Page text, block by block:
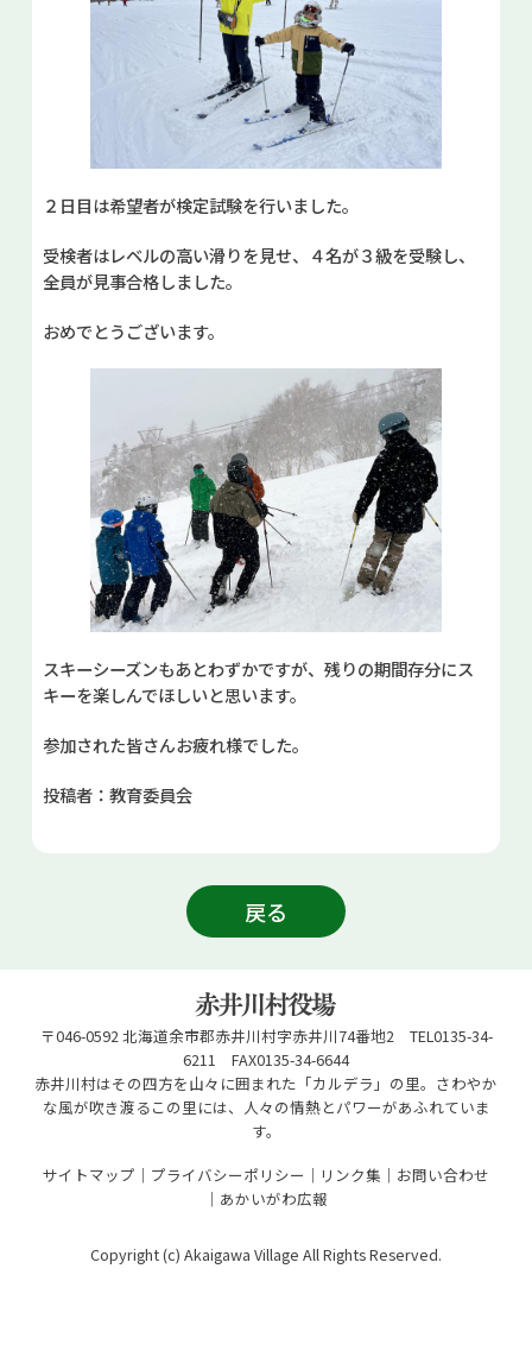
２日目は希望者が検定試験を行いました。
受検者はレベルの高い滑りを見せ、４名が３級を受験し、
全員が見事合格しました。
おめでとうございます。
スキーシーズンもあとわずかですが、残りの期間存分にス
キーを楽しんでほしいと思います。
参加された皆さんお疲れ様でした。
投稿者：教育委員会
戻る
〒046-0592 北海道余市郡赤井川村字赤井川74番地2 TEL0135-34-
6211 FAX0135-34-6644
赤井川村はその四方を山々に囲まれた「カルデラ」の里。さわやか
な風が吹き渡るこの里には、人々の情熱とパワーがあふれていま
す。
サイトマップ
プライバシーポリシー リンク集
お問い合わせ
あかいがわ広報
Copyright (c) Akaigawa Village All Rights Reserved.